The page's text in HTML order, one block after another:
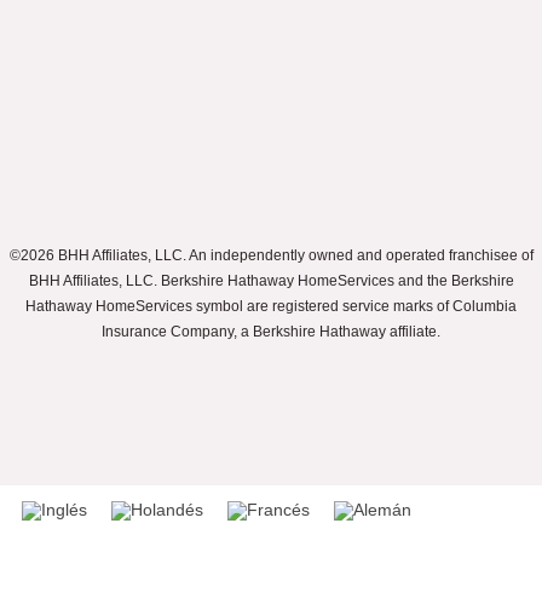
©2026 BHH Affiliates, LLC. An independently owned and operated franchisee of
BHH Affiliates, LLC. Berkshire Hathaway HomeServices and the Berkshire
Hathaway HomeServices symbol are registered service marks of Columbia
Insurance Company, a Berkshire Hathaway affiliate.